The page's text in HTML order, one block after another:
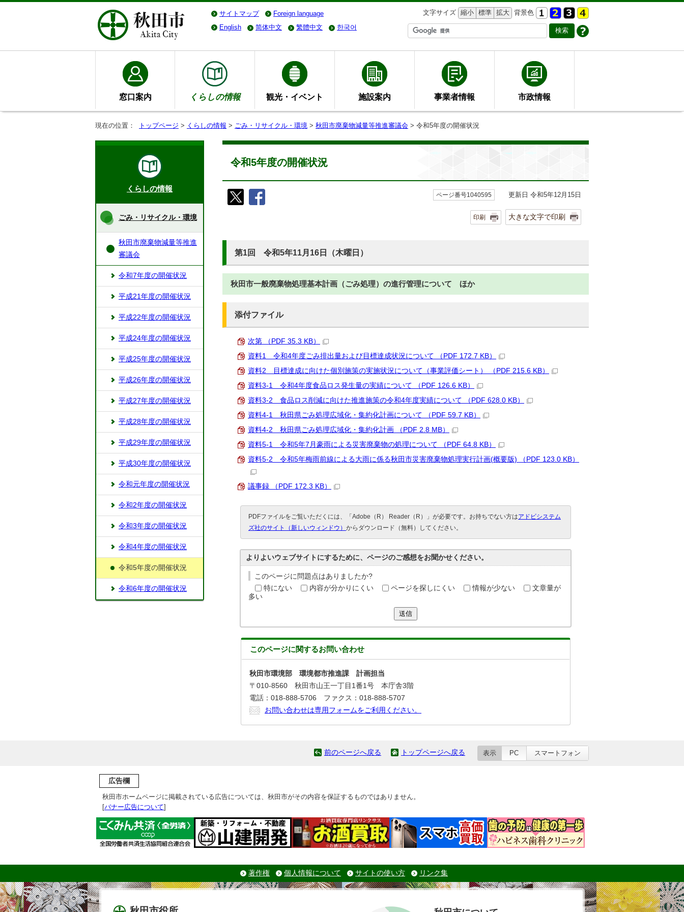
サイトマップ Foreign language 文字サイズ 縮小 標準 拡大 背景色
English
简体中文 繁體中文 한국어
窓口案内 くらしの情報 観光・イベント 施設案内 事業者情報 市政情報
現在の位置： トップページ > くらしの情報 > ごみ・リサイクル・環境 > 秋田市廃棄物減量等推進審議会 > 令和5年度の開催状況
令和5年度の開催状況
ページ番号1040595 更新日 令和5年12月15日
印刷 大きな文字で印刷
第1回 令和5年11月16日（木曜日）
秋田市一般廃棄物処理基本計画（ごみ処理）の進行管理について ほか
添付ファイル
次第 （PDF 35.3 KB）
資料1 令和4年度ごみ排出量および目標達成状況について （PDF 172.7 KB）
資料2 目標達成に向けた個別施策の実施状況について（事業評価シート） （PDF 215.6 KB）
資料3-1 令和4年度食品ロス発生量の実績について （PDF 126.6 KB）
資料3‐2 食品ロス削減に向けた推進施策の令和4年度実績について （PDF 628.0 KB）
資料4‐1 秋田県ごみ処理広域化・集約化計画について （PDF 59.7 KB）
資料4‐2 秋田県ごみ処理広域化・集約化計画 （PDF 2.8 MB）
資料5‐1 令和5年7月豪雨による災害廃棄物の処理について （PDF 64.8 KB）
資料5‐2 令和5年梅雨前線による大雨に係る秋田市災害廃棄物処理実行計画(概要版) （PDF 123.0 KB）
議事録 （PDF 172.3 KB）
PDFファイルをご覧いただくには、「Adobe（R） Reader（R）」が必要です。お持ちでない方はアドビシステム
ズ社のサイト（新しいウィンドウ） からダウンロード（無料）してください。
よりよいウェブサイトにするために、ページのご感想をお聞かせください。
このページに問題点はありましたか?
特にない
内容が分かりにくい ページを探しにくい 情報が少ない
文章量が
多い
送信
このページに関するお問い合わせ
秋田市環境部 環境都市推進課 計画担当
〒010-8560 秋田市山王一丁目1番1号 本庁舎3階
電話：018-888-5706 ファクス：018-888-5707
お問い合わせは専用フォームをご利用ください。
くらしの情報
ごみ・リサイクル・環境
秋田市廃棄物減量等推進
審議会
令和7年度の開催状況
平成21年度の開催状況
平成22年度の開催状況
平成24年度の開催状況
平成25年度の開催状況
平成26年度の開催状況
平成27年度の開催状況
平成28年度の開催状況
平成29年度の開催状況
平成30年度の開催状況
令和元年度の開催状況
令和2年度の開催状況
令和3年度の開催状況
令和4年度の開催状況
令和5年度の開催状況
令和6年度の開催状況
前のページへ戻る トップページへ戻る 表示 PC スマートフォン
広告欄
秋田市ホームページに掲載されている広告については、秋田市がその内容を保証するものではありません。
[バナー広告について]
著作権 個人情報について サイトの使い方 リンク集